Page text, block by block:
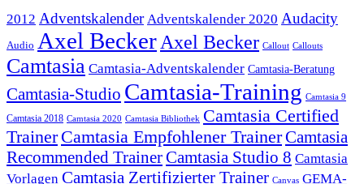
2012 Adventskalender Adventskalender 2020 Audacity
Audio Axel BeckerAxel Becker Callout Callouts
Camtasia Camtasia-Adventskalender Camtasia-Beratung
Camtasia-Studio Camtasia-Training Camtasia 9
Camtasia 2018 Camtasia 2020 Camtasia Bibliothek Camtasia Certified
Trainer Camtasia Empfohlener TrainerCamtasia
Recommended TrainerCamtasia Studio 8 Camtasia
Vorlagen Camtasia Zertifizierter Trainer Canvas GEMA-